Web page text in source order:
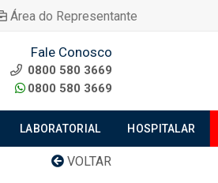
Área do Representante
Fale Conosco
0800 580 3669
0800 580 3669
LABORATORIAL HOSPITALAR
VOLTAR